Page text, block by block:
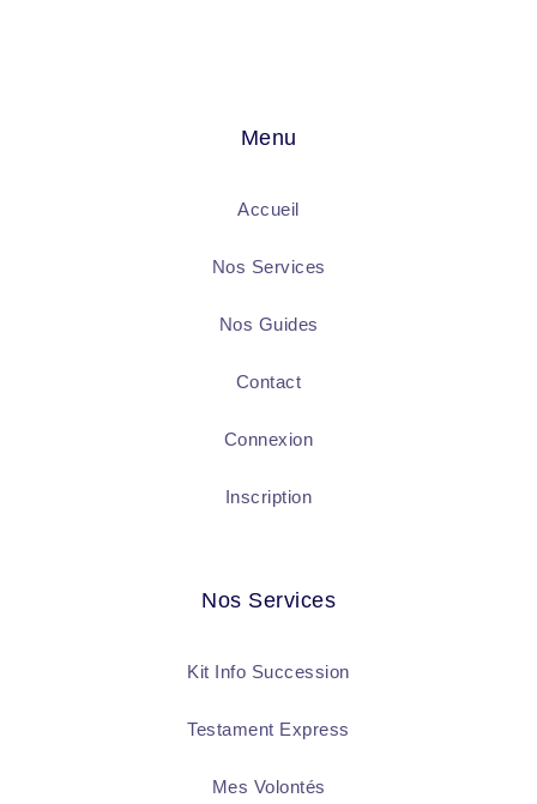
Menu
Accueil
Nos Services
Nos Guides
Contact
Connexion
Inscription
Nos Services
Kit Info Succession
Testament Express
Mes Volontés